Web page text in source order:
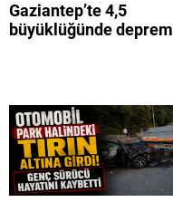
Gaziantep’te 4,5
büyüklüğünde deprem